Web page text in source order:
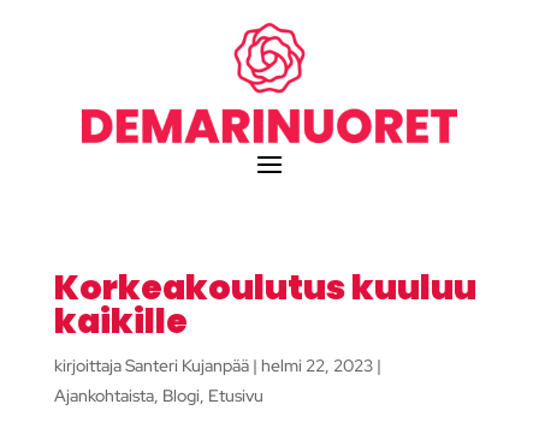
Korkeakoulutus kuuluu
kaikille
kirjoittajaSanteri Kujanpää| helmi 22, 2023|
Ajankohtaista, Blogi, Etusivu